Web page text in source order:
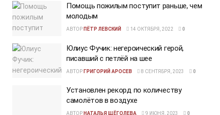
Помощь пожилым поступит раньше, чем
молодым
АВТОР ПЁТР ЛЕВСКИЙ 14 ОКТЯБРЯ, 2022 0
Юлиус Фучик: негероический герой,
писавший с петлёй на шее
АВТОР ГРИГОРИЙ АРОСЕВ 8 СЕНТЯБРЯ, 2023 0
Установлен рекорд по количеству
самолётов в воздухе
АВТОР НАТАЛЬЯ ЩЁГОЛЕВА 9 ИЮНЯ, 2023 0